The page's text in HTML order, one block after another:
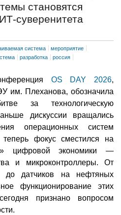
становятся
суверенитета
система
мероприятие
разработка
россия
OS DAY 2026,
им. Плеханова, обозначила
за технологическую
дискуссии вращались
операционных систем
фокус сместился на
цифровой экономики —
и микроконтроллеры. От
до датчиков на нефтяных
функционирование этих
признано вопросом